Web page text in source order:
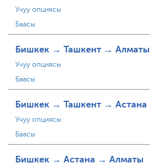
Учуу опциясы
Баасы
Бишкек → Ташкент → Алматы
Учуу опциясы
Баасы
Бишкек → Ташкент → Астана
Учуу опциясы
Баасы
Бишкек → Астана → Алматы